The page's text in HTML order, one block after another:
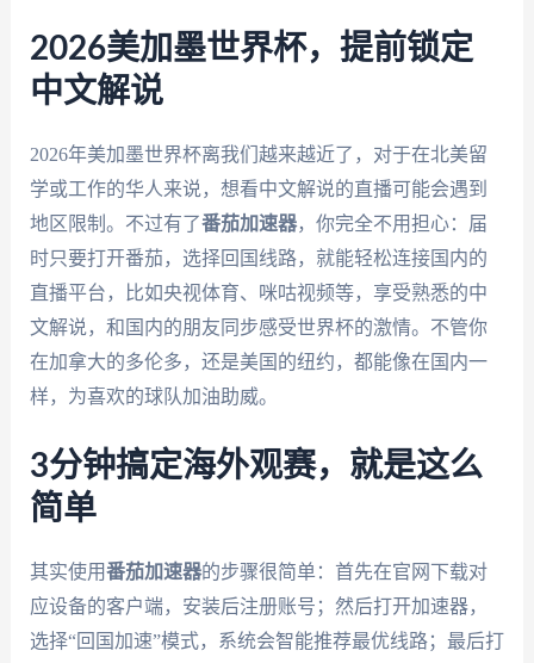
2026美加墨世界杯，提前锁定
中文解说
2026年美加墨世界杯离我们越来越近了，对于在北美留
学或工作的华人来说，想看中文解说的直播可能会遇到
地区限制。不过有了番茄加速器，你完全不用担心：届
时只要打开番茄，选择回国线路，就能轻松连接国内的
直播平台，比如央视体育、咪咕视频等，享受熟悉的中
文解说，和国内的朋友同步感受世界杯的激情。不管你
在加拿大的多伦多，还是美国的纽约，都能像在国内一
样，为喜欢的球队加油助威。
3分钟搞定海外观赛，就是这么
简单
其实使用番茄加速器的步骤很简单：首先在官网下载对
应设备的客户端，安装后注册账号；然后打开加速器，
选择“回国加速”模式，系统会智能推荐最优线路；最后打